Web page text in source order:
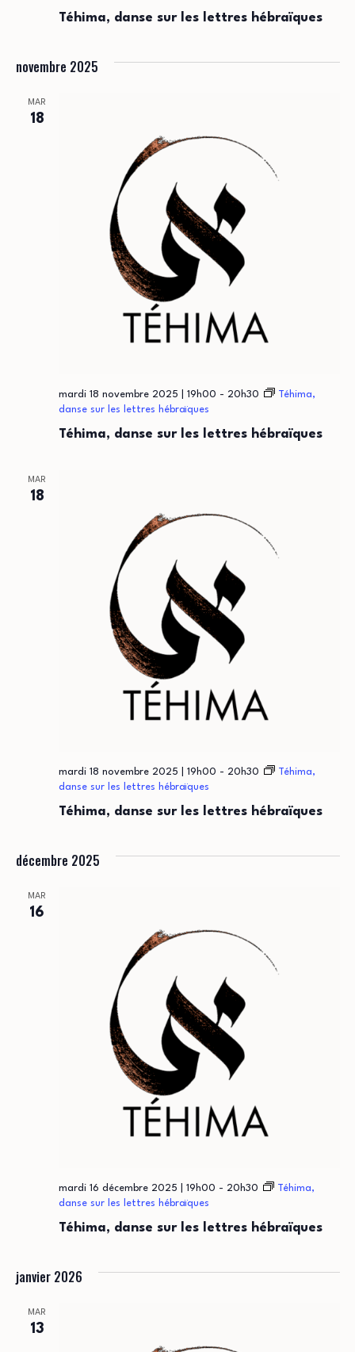
Téhima, danse sur les lettres hébraïques
novembre 2025
MAR
18
Téhima, danse sur les lettres hébraïques
mardi 18 novembre 2025 | 19h00 - 20h30
Téhima,
danse sur les lettres hébraïques
MAR
18
Téhima, danse sur les lettres hébraïques
mardi 18 novembre 2025 | 19h00 - 20h30
Téhima,
danse sur les lettres hébraïques
décembre 2025
MAR
16
Téhima, danse sur les lettres hébraïques
mardi 16 décembre 2025 | 19h00 - 20h30
Téhima,
danse sur les lettres hébraïques
janvier 2026
MAR
13